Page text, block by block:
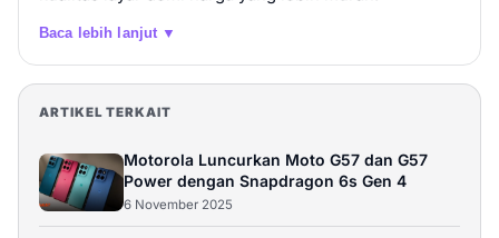
Baca lebih lanjut ▼
ARTIKEL TERKAIT
Motorola Luncurkan Moto G57 dan G57
Power dengan Snapdragon 6s Gen 4
6 November 2025